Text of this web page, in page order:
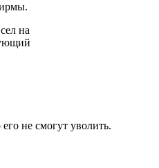
на
не смогут уволить.